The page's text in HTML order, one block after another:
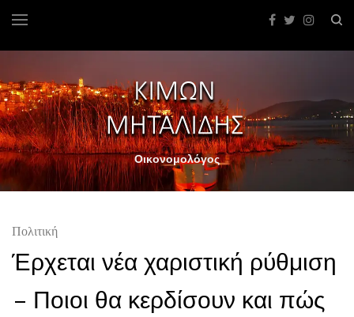
Οικονομολόγος
Πολιτική
Έρχεται νέα χαριστική ρύθμιση
– Ποιοι θα κερδίσουν και πώς